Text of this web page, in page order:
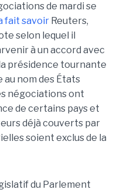
de mardi se
fait savoirReuters,
selon lequel il
à un accord avec
présidence tournante
au nom des États
négociations ont
de certains pays et
déjà couverts par
soient exclus de la
du Parlement